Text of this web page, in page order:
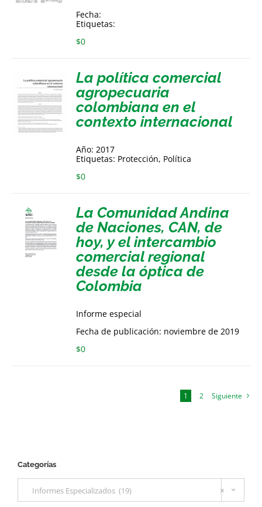
Fecha:
Etiquetas:
$0
La política comercial
agropecuaria
colombiana en el
contexto internacional
Año: 2017
Etiquetas: Protección, Política
$0
La Comunidad Andina
de Naciones, CAN, de
hoy, y el intercambio
comercial regional
desde la óptica de
Colombia
Informe especial
Fecha de publicación: noviembre de 2019
$0
1 2 Siguiente
Categorías
×
Informes Especializados (19)